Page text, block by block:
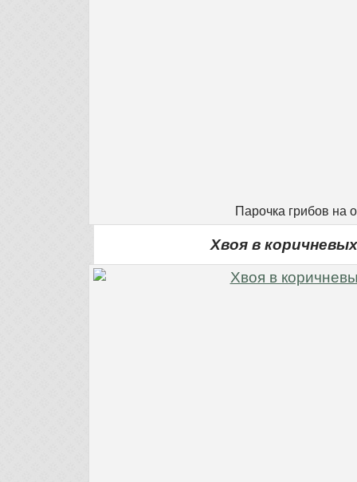
Парочка грибов на
Хвоя в